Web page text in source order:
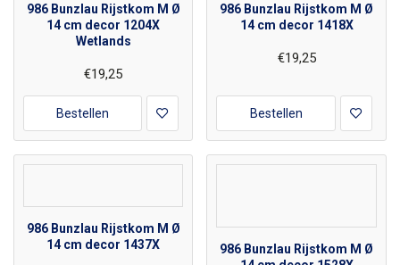
986 Bunzlau Rijstkom M Ø
14 cm decor 1204X
Wetlands
€19,25
Bestellen
986 Bunzlau Rijstkom M Ø
14 cm decor 1418X
€19,25
Bestellen
986 Bunzlau Rijstkom M Ø
14 cm decor 1437X
986 Bunzlau Rijstkom M Ø